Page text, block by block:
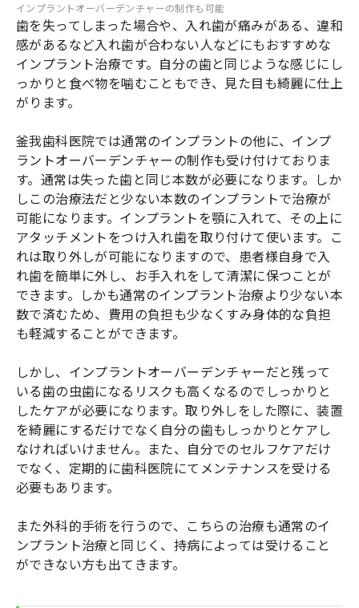
インプラントオーバーデンチャーの制作も可能
歯を失ってしまった場合や、入れ歯が痛みがある、違和
感があるなど入れ歯が合わない人などにもおすすめな
インプラント治療です。自分の歯と同じような感じにし
っかりと食べ物を噛むこともでき、見た目も綺麗に仕上
がります。
釜我歯科医院では通常のインプラントの他に、インプ
ラントオーバーデンチャーの制作も受け付けておりま
す。通常は失った歯と同じ本数が必要になります。しか
しこの治療法だと少ない本数のインプラントで治療が
可能になります。インプラントを顎に入れて、その上に
アタッチメントをつけ入れ歯を取り付けて使います。こ
れは取り外しが可能になりますので、患者様自身で入
れ歯を簡単に外し、お手入れをして清潔に保つことが
できます。しかも通常のインプラント治療より少ない本
数で済むため、費用の負担も少なくすみ身体的な負担
も軽減することができます。
しかし、インプラントオーバーデンチャーだと残って
いる歯の虫歯になるリスクも高くなるのでしっかりと
したケアが必要になります。取り外しをした際に、装置
を綺麗にするだけでなく自分の歯もしっかりとケアし
なければいけません。また、自分でのセルフケアだけ
でなく、定期的に歯科医院にてメンテナンスを受ける
必要もあります。
また外科的手術を行うので、こちらの治療も通常のイ
ンプラント治療と同じく、持病によっては受けること
ができない方も出てきます。